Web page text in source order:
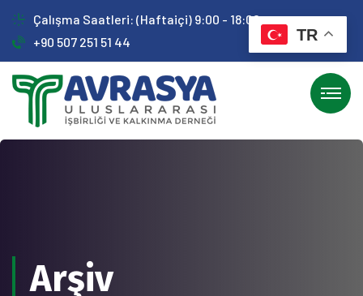
Çalışma Saatleri: (Haftaiçi) 9:00 - 18:00
+90 507 251 51 44
Arşiv
TR